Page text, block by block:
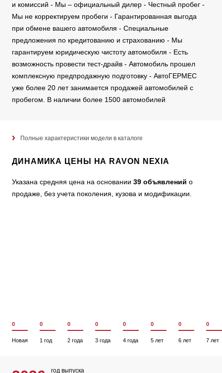
и комиссий - Мы – официальный дилер - Честный пробег -
Мы не корректируем пробеги - Гарантированная выгода
при обмене вашего автомобиля - Специальные
предложения по кредитованию и страхованию - Мы
гарантируем юридическую чистоту автомобиля - Есть
возможность провести тест-драйв - Автомобиль прошел
комплексную предпродажную подготовку - АвтоГЕРМЕС
уже более 20 лет занимается продажей автомобилей с
пробегом. В наличии более 1500 автомобилей
Полные характеристики модели в каталоге
ДИНАМИКА ЦЕНЫ НА RAVON NEXIA
Указана средняя цена на основании 39 объявлений о
продаже, без учета поколения, кузова и модификации.
0
Новая
0
1 год
0
2 года
0
3 года
0
4 года
0
5 лет
0
6 лет
0
7 лет
год выпуска